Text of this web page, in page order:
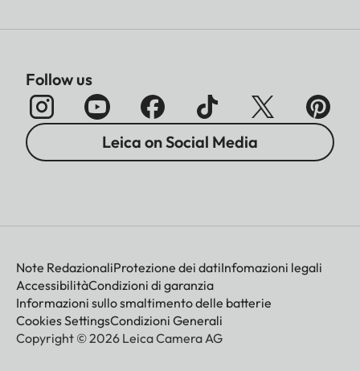
Follow us
Leica on Social Media
Note RedazionaliProtezione dei datiInfomazioni legali
AccessibilitàCondizioni di garanzia
Informazioni sullo smaltimento delle batterie
Cookies SettingsCondizioni Generali
Copyright © 2026 Leica Camera AG